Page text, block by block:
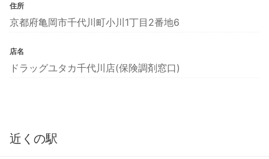
住所
京都府亀岡市千代川町小川1丁目2番地6
店名
ドラッグユタカ千代川店(保険調剤窓口)
近くの駅